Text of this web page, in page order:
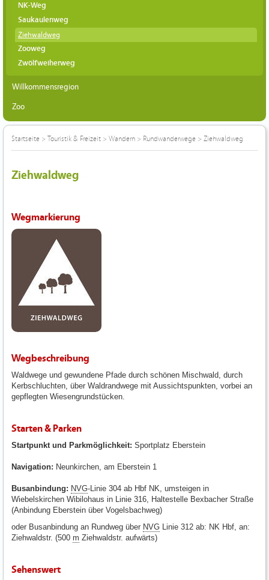
NK-Weg
Saukaulenweg
Ziehwaldweg
Zooweg
Zwölfweiherweg
Willkommensregion
Zoo
Startseite > Touristik & Freizeit > Wandern > Rundwanderwege > Ziehwaldweg
Ziehwaldweg
Wegmarkierung
Wegbeschreibung
Waldwege und gewundene Pfade durch schönen Mischwald, durch
Kerbschluchten, über Waldrandwege mit Aussichtspunkten, vorbei an
gepflegten Wiesengrundstücken.
Starten & Parken
Startpunkt und Parkmöglichkeit: Sportplatz Eberstein
Navigation: Neunkirchen, am Eberstein 1
Busanbindung: NVG-Linie 304 ab Hbf NK, umsteigen in
Wiebelskirchen Wibilohaus in Linie 316, Haltestelle Bexbacher Straße
(Anbindung Eberstein über Vogelsbachweg)
oder Busanbindung an Rundweg über NVG Linie 312 ab: NK Hbf, an:
Ziehwaldstr. (500 m Ziehwaldstr. aufwärts)
Sehenswert